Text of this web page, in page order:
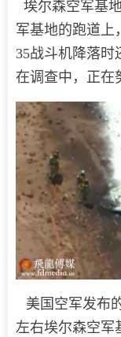
埃尔森空军基
军基地的跑道上
35战斗机降落时
在调查中，正在
美国空军发布
左右埃尔森空军